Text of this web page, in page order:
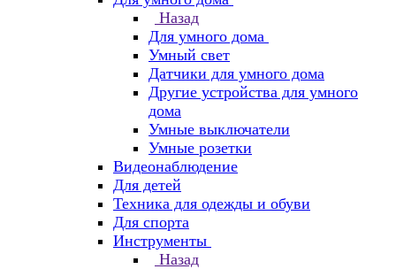
Назад
Для умного дома
Умный свет
Датчики для умного дома
Другие устройства для умного
дома
Умные выключатели
Умные розетки
Видеонаблюдение
Для детей
Техника для одежды и обуви
Для спорта
Инструменты
Назад